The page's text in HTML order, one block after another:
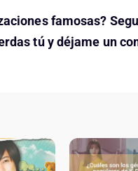
famosas?
tú y déjame un